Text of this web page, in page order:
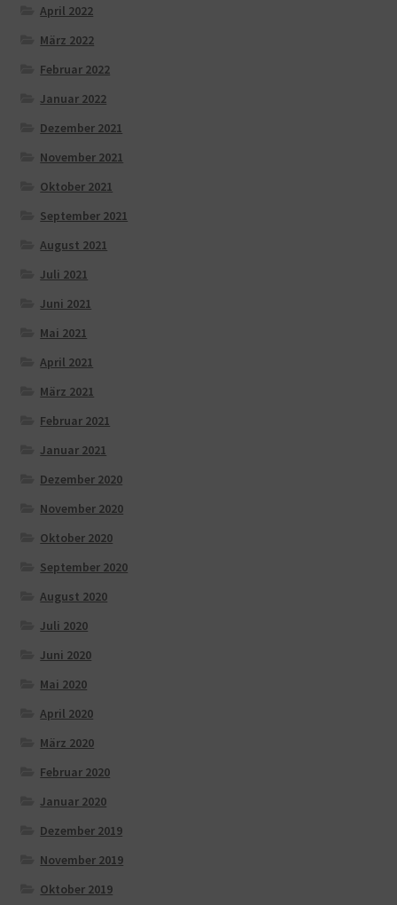
April 2022
März 2022
Februar 2022
Januar 2022
Dezember 2021
November 2021
Oktober 2021
September 2021
August 2021
Juli 2021
Juni 2021
Mai 2021
April 2021
März 2021
Februar 2021
Januar 2021
Dezember 2020
November 2020
Oktober 2020
September 2020
August 2020
Juli 2020
Juni 2020
Mai 2020
April 2020
März 2020
Februar 2020
Januar 2020
Dezember 2019
November 2019
Oktober 2019